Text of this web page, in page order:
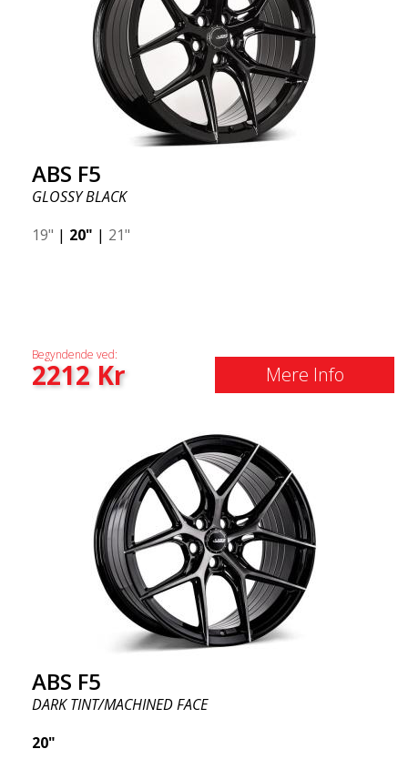
ABS F5
GLOSSY BLACK
19" | 20" | 21"
Begyndende ved:
2212Kr Mere Info
ABS F5
DARK TINT/MACHINED FACE
20"